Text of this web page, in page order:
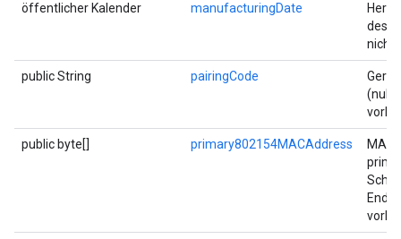
öffentlicher Kalender manufacturingDate
des
nicht
public String pairingCode
(null
public byte[] primary802154MACAddress